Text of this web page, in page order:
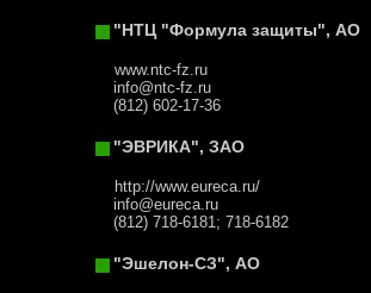
"НТЦ "Формула защиты", АО
www.ntc-fz.ru
info@ntc-fz.ru
(812) 602-17-36
"ЭВРИКА", ЗАО
http://www.eureca.ru/
info@eureca.ru
(812) 718-6181; 718-6182
"Эшелон-СЗ", АО